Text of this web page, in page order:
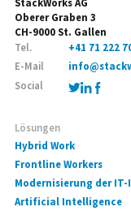
Oberer Graben 3
CH-9000 St. Gallen
Tel.
+41 71 222
E-Mail
Social
Lösungen
Hybrid Work
Frontline Workers
Modernisierung der
Artificial Intelligence